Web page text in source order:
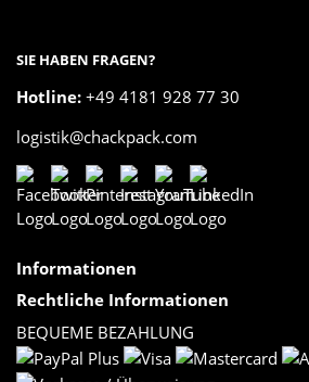
SIE HABEN FRAGEN?
Hotline: +49 4181 928 77 30
logistik@chackpack.com
Informationen
Rechtliche Informationen
BEQUEME BEZAHLUNG